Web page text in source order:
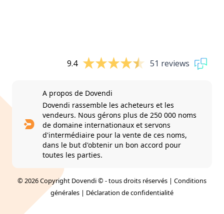
9.4 51 reviews
A propos de Dovendi
Dovendi rassemble les acheteurs et les
vendeurs. Nous gérons plus de 250 000 noms
de domaine internationaux et servons
d'intermédiaire pour la vente de ces noms,
dans le but d'obtenir un bon accord pour
toutes les parties.
© 2026 Copyright Dovendi © - tous droits réservés | Conditions
générales | Déclaration de confidentialité